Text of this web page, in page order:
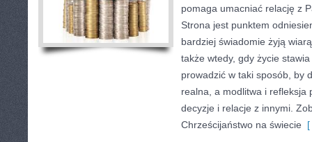
pomaga umacniać relację z
Strona jest punktem
bardziej świadomie żyją
także wtedy, gdy życie
prowadzić w taki sposób, by
realna, a modlitwa i refleksja
decyzje i relacje z innymi.
Chrześcijaństwo na świecie [